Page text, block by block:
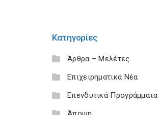
Κατηγορίες
Άρθρα – Μελέτες
Επιχειρηματικά Νέα
Επενδυτικά Προγράμματα